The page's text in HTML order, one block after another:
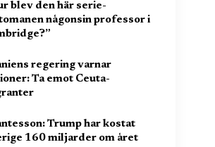
blev den här serie-
någonsin professor i
regering varnar
Ta emot Ceuta-
Trump har kostat
160 miljarder om året